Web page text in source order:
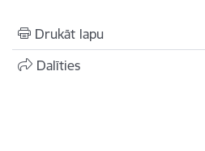
Drukāt lapu
Dalīties